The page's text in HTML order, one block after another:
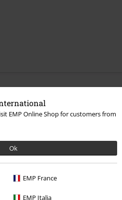
EMP Online Shop for customers from
Ok
EMP France
EMP Italia